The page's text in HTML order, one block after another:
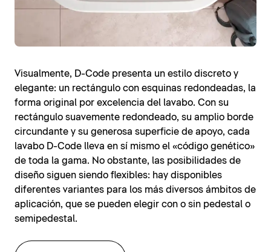
Visualmente, D-Code presenta un estilo discreto y
elegante: un rectángulo con esquinas redondeadas, la
forma original por excelencia del lavabo. Con su
rectángulo suavemente redondeado, su amplio borde
circundante y su generosa superficie de apoyo, cada
lavabo D-Code lleva en sí mismo el «código genético»
de toda la gama. No obstante, las posibilidades de
diseño siguen siendo flexibles: hay disponibles
diferentes variantes para los más diversos ámbitos de
aplicación, que se pueden elegir con o sin pedestal o
semipedestal.